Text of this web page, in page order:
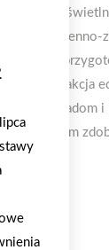
również
Wspólna akcja
przykładom
wszystkim